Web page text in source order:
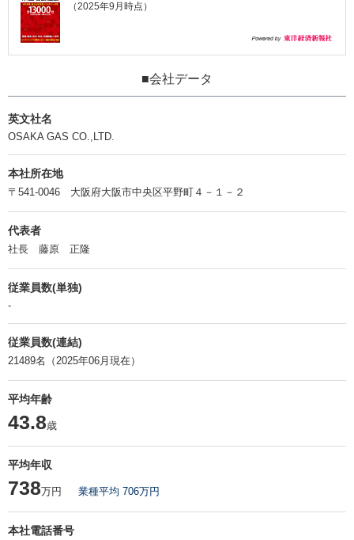
（2025年9月時点）
■会社データ
英文社名
OSAKA GAS CO.,LTD.
本社所在地
〒541-0046 大阪府大阪市中央区平野町４－１－２
代表者
社長 藤原 正隆
従業員数(単独)
-
従業員数(連結)
21489名（2025年06月現在）
平均年齢
43.8歳
平均年収
738万円 業種平均 706万円
本社電話番号